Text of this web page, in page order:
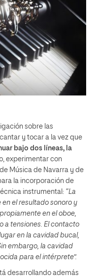
sobre las
y tocar a la vez que
bajo dos líneas, la
experimentar con
Música de Navarra y de
la incorporación de
instrumental: “La
el resultado sonoro y
en el oboe,
a tensiones. El contacto
en la cavidad bucal,
embargo, la cavidad
para el intérprete”.
desarrollando además